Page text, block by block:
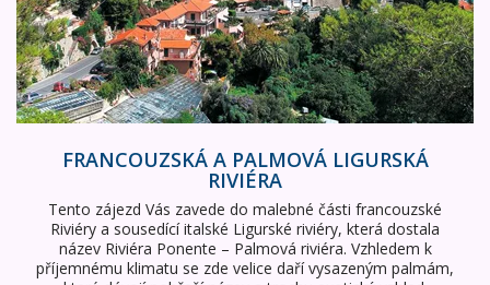
FRANCOUZSKÁ A PALMOVÁ LIGURSKÁ
RIVIÉRA
Tento zájezd Vás zavede do malebné části francouzské
Riviéry a sousedící italské Ligurské riviéry, která dostala
název Riviéra Ponente – Palmová riviéra. Vzhledem k
příjemnému klimatu se zde velice daří vysazeným palmám,